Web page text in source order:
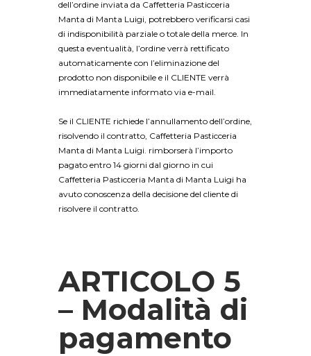
dell’ordine inviata da Caffetteria Pasticceria
Manta di Manta Luigi, potrebbero verificarsi casi
di indisponibilità parziale o totale della merce. In
questa eventualità, l’ordine verrà rettificato
automaticamente con l’eliminazione del
prodotto non disponibile e il CLIENTE verrà
immediatamente informato via e-mail.
Se il CLIENTE richiede l’annullamento dell’ordine,
risolvendo il contratto, Caffetteria Pasticceria
Manta di Manta Luigi. rimborserà l’importo
pagato entro 14 giorni dal giorno in cui
Caffetteria Pasticceria Manta di Manta Luigi ha
avuto conoscenza della decisione del cliente di
risolvere il contratto.
ARTICOLO 5
– Modalità di
pagamento